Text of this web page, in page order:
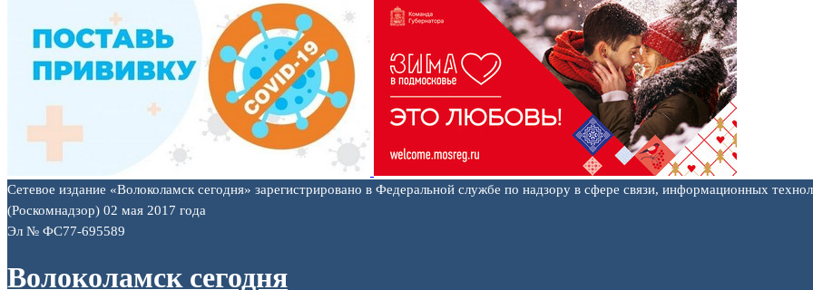
Сетевое издание «Волоколамск сегодня» зарегистрировано в Федеральной службе по надзору в сфере связи, информационных
(Роскомнадзор) 02 мая 2017 года
Эл № ФС77-695589
Волоколамск сегодня